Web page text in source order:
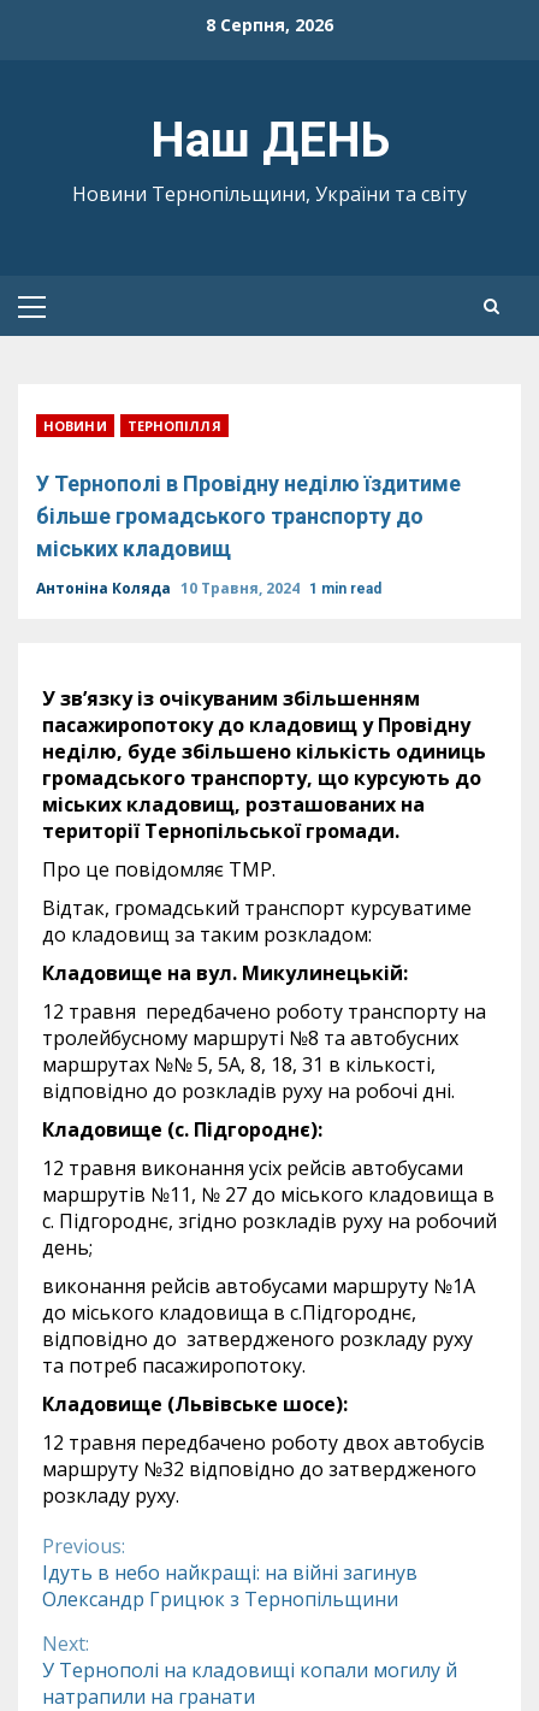
8 Серпня, 2026
Наш ДЕНЬ
Новини Тернопільщини, України та світу
Primary
НОВИНИ ТЕРНОПІЛЛЯ
У Тернополі в Провідну неділю їздитиме
більше громадського транспорту до
міських кладовищ
Антоніна Коляда 10 Травня, 2024 1 min read
У зв’язку із очікуваним збільшенням
пасажиропотоку до кладовищ у Провідну
неділю, буде збільшено кількість одиниць
громадського транспорту, що курсують до
міських кладовищ, розташованих на
території Тернопільської громади.
Про це повідомляє ТМР.
Відтак, громадський транспорт курсуватиме
до кладовищ за таким розкладом:
Кладовище на вул. Микулинецькій:
12 травня передбачено роботу транспорту на
тролейбусному маршруті №8 та автобусних
маршрутах №№ 5, 5А, 8, 18, 31 в кількості,
відповідно до розкладів руху на робочі дні.
Кладовище (с. Підгороднє):
12 травня виконання усіх рейсів автобусами
маршрутів №11, № 27 до міського кладовища в
с. Підгороднє, згідно розкладів руху на робочий
день;
виконання рейсів автобусами маршруту №1А
до міського кладовища в с.Підгороднє,
відповідно до затвердженого розкладу руху
та потреб пасажиропотоку.
Кладовище (Львівське шосе):
12 травня передбачено роботу двох автобусів
маршруту №32 відповідно до затвердженого
розкладу руху.
Continue
Reading
Previous:
Ідуть в небо найкращі: на війні загинув
Олександр Грицюк з Тернопільщини
Next:
У Тернополі на кладовищі копали могилу й
натрапили на гранати